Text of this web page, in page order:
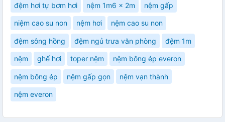
đệm hơi tự bơm hơi nệm 1m6 x 2m nệm gấp
niệm cao su non nệm hơi nệm cao su non
đệm sông hồng đệm ngủ trưa văn phòng đệm 1m
nệm ghế hơi toper nệm nệm bông ép everon
nệm bông ép nệm gấp gọn nệm vạn thành
nệm everon